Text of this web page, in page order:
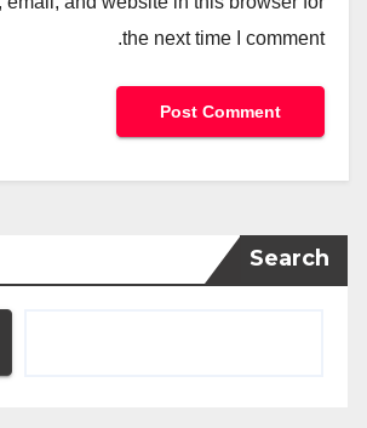
the next time I comment.
Search